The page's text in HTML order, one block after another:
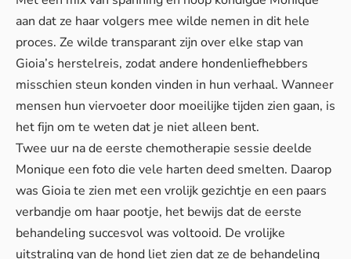
aan dat ze haar volgers mee wilde nemen in dit hele
proces. Ze wilde transparant zijn over elke stap van
Gioia’s herstelreis, zodat andere hondenliefhebbers
misschien steun konden vinden in hun verhaal. Wanneer
mensen hun viervoeter door moeilijke tijden zien gaan, is
het fijn om te weten dat je niet alleen bent.
Twee uur na de eerste chemotherapie sessie deelde
Monique een foto die vele harten deed smelten. Daarop
was Gioia te zien met een vrolijk gezichtje en een paars
verbandje om haar pootje, het bewijs dat de eerste
behandeling succesvol was voltooid. De vrolijke
uitstraling van de hond liet zien dat ze de behandeling